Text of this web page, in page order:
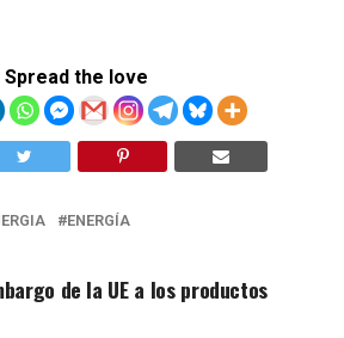
Spread the love
ENERGÍA
de la UE a los productos